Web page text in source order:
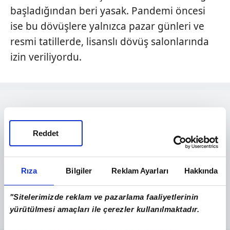
Rıza Bilgiler Reklam Ayarları Hakkında
"Sitelerimizde reklam ve pazarlama faaliyetlerinin
yürütülmesi amaçları ile çerezler kullanılmaktadır.
Reddet
başladığından beri yasak. Pandemi öncesi
ise bu dövüşlere yalnızca pazar günleri ve
resmi tatillerde, lisanslı dövüş salonlarında
izin veriliyordu.